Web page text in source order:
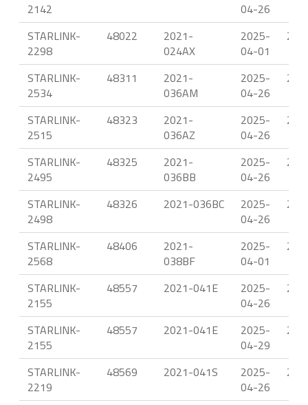
2142
04-26
STARLINK-
2298
48022
2021-
024AX
2025-
04-01
STARLINK-
2534
48311
2021-
036AM
2025-
04-26
STARLINK-
2515
48323
2021-
036AZ
2025-
04-26
STARLINK-
2495
48325
2021-
036BB
2025-
04-26
STARLINK-
2498
48326 2021-036BC
2025-
04-26
STARLINK-
2568
48406
2021-
038BF
2025-
04-01
STARLINK-
2155
48557 2021-041E
2025-
04-26
STARLINK-
2155
48557 2021-041E
2025-
04-29
STARLINK-
2219
48569 2021-041S
2025-
04-26